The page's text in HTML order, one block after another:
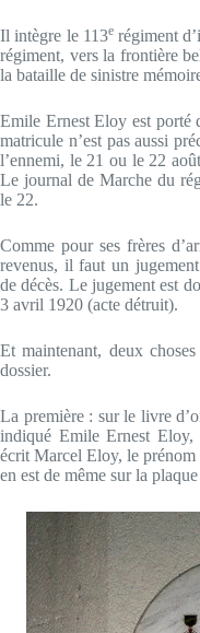
Il intègre le 113erégiment
régiment, vers la frontière
la bataille de sinistre
Emile Ernest Eloy est porté
matricule n’est pas aussi
l’ennemi, le 21 ou le 22
Le journal de Marche du
le 22.
Comme pour ses frères
revenus, il faut un
de décès. Le jugement est
3 avril 1920 (acte détruit).
Et maintenant, deux
dossier.
La première : sur le livre
indiqué Emile Ernest
écrit Marcel Eloy, le prénom
en est de même sur la